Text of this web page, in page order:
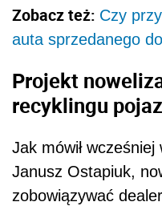
Zobacz też: Czy
auta sprzedanego
Projekt
recyklingu
Jak mówił
Janusz Ostapiuk,
zobowiązywać